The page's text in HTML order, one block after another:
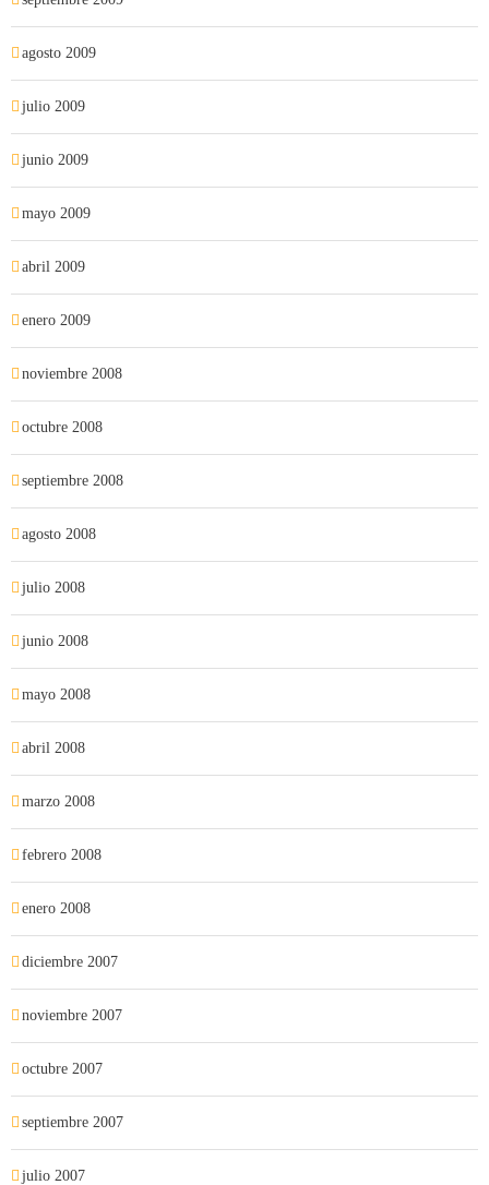
agosto 2009
julio 2009
junio 2009
mayo 2009
abril 2009
enero 2009
noviembre 2008
octubre 2008
septiembre 2008
agosto 2008
julio 2008
junio 2008
mayo 2008
abril 2008
marzo 2008
febrero 2008
enero 2008
diciembre 2007
noviembre 2007
octubre 2007
septiembre 2007
julio 2007